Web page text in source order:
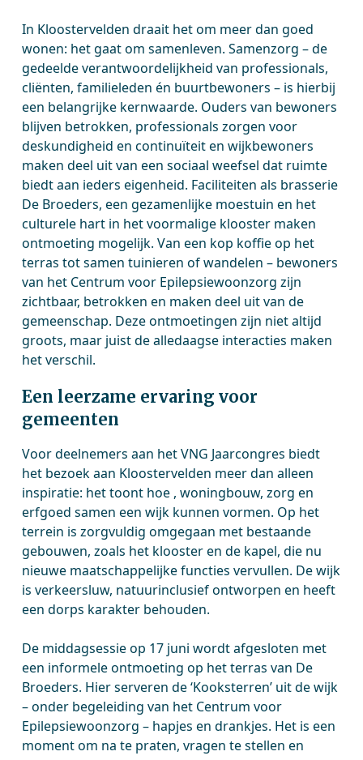
In Kloostervelden draait het om meer dan goed
wonen: het gaat om samenleven. Samenzorg – de
gedeelde verantwoordelijkheid van professionals,
cliënten, familieleden én buurtbewoners – is hierbij
een belangrijke kernwaarde. Ouders van bewoners
blijven betrokken, professionals zorgen voor
deskundigheid en continuïteit en wijkbewoners
maken deel uit van een sociaal weefsel dat ruimte
biedt aan ieders eigenheid. Faciliteiten als brasserie
De Broeders, een gezamenlijke moestuin en het
culturele hart in het voormalige klooster maken
ontmoeting mogelijk. Van een kop koffie op het
terras tot samen tuinieren of wandelen – bewoners
van het Centrum voor Epilepsiewoonzorg zijn
zichtbaar, betrokken en maken deel uit van de
gemeenschap. Deze ontmoetingen zijn niet altijd
groots, maar juist de alledaagse interacties maken
het verschil.
Een leerzame ervaring voor
gemeenten
Voor deelnemers aan het VNG Jaarcongres biedt
het bezoek aan Kloostervelden meer dan alleen
inspiratie: het toont hoe , woningbouw, zorg en
erfgoed samen een wijk kunnen vormen. Op het
terrein is zorgvuldig omgegaan met bestaande
gebouwen, zoals het klooster en de kapel, die nu
nieuwe maatschappelijke functies vervullen. De wijk
is verkeersluw, natuurinclusief ontworpen en heeft
een dorps karakter behouden.
De middagsessie op 17 juni wordt afgesloten met
een informele ontmoeting op het terras van De
Broeders. Hier serveren de ‘Kooksterren’ uit de wijk
– onder begeleiding van het Centrum voor
Epilepsiewoonzorg – hapjes en drankjes. Het is een
moment om na te praten, vragen te stellen en